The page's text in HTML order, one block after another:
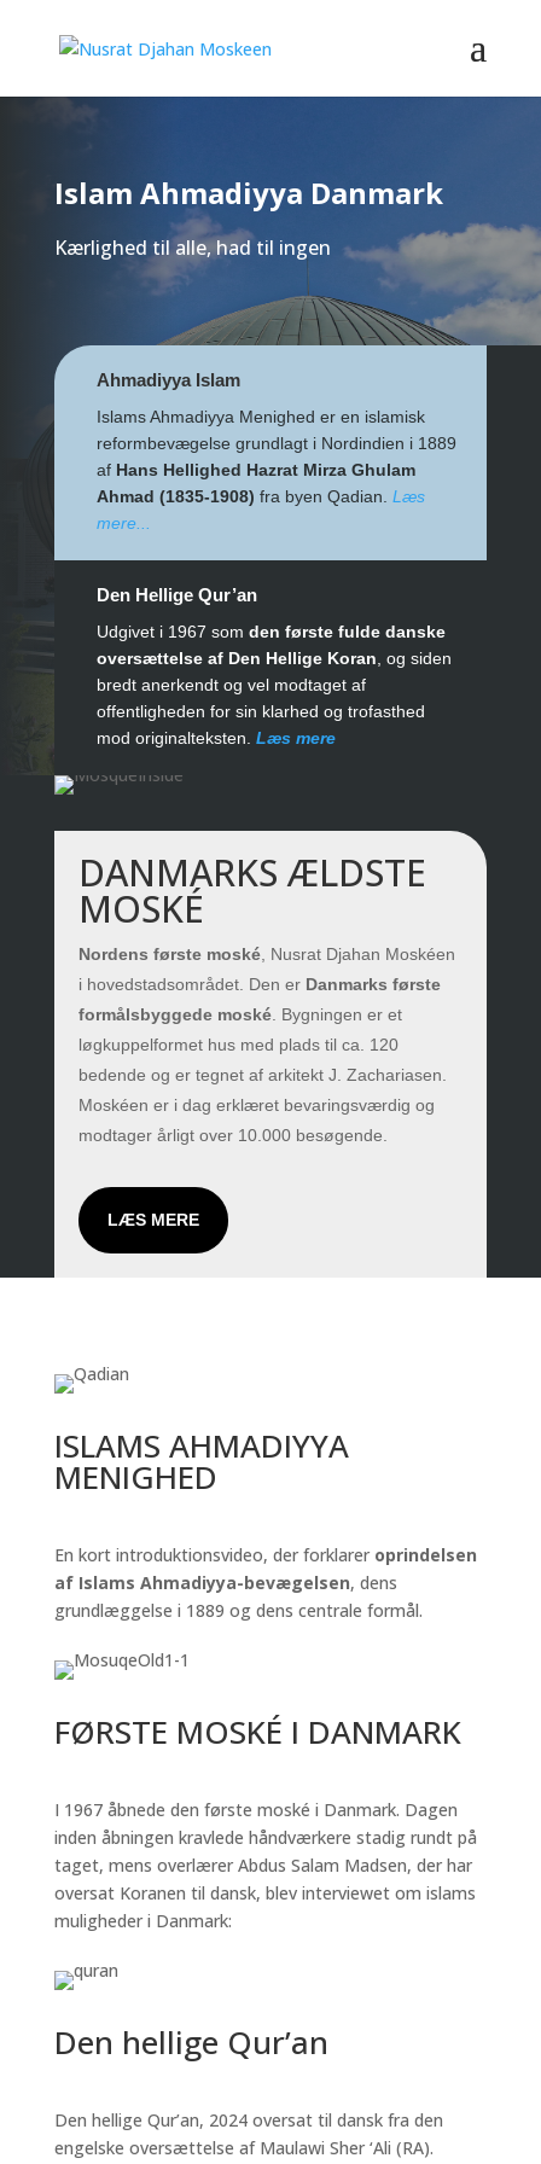
Islam Ahmadiyya Danmark
Kærlighed til alle, had til ingen
Ahmadiyya Islam
Islams Ahmadiyya Menighed er en islamisk
reformbevægelse grundlagt i Nordindien i 1889
af Hans Hellighed Hazrat Mirza Ghulam
Ahmad (1835-1908) fra byen Qadian. Læs
mere...
Den Hellige Qur’an
Udgivet i 1967 som den første fulde danske
oversættelse af Den Hellige Koran , og siden
bredt anerkendt og vel modtaget af
offentligheden for sin klarhed og trofasthed
mod originalteksten. Læs mere
DANMARKS ÆLDSTE
MOSKÉ
Nordens første moské, Nusrat Djahan Moskéen
i hovedstadsområdet. Den er Danmarks første
formålsbyggede moské. Bygningen er et
løgkuppelformet hus med plads til ca. 120
bedende og er tegnet af arkitekt J. Zachariasen.
Moskéen er i dag erklæret bevaringsværdig og
modtager årligt over 10.000 besøgende.
LÆS MERE
ISLAMS AHMADIYYA
MENIGHED
En kort introduktionsvideo, der forklarer oprindelsen
af Islams Ahmadiyya-bevægelsen, dens
grundlæggelse i 1889 og dens centrale formål.
FØRSTE MOSKÉ I DANMARK
I 1967 åbnede den første moské i Danmark. Dagen
inden åbningen kravlede håndværkere stadig rundt på
taget, mens overlærer Abdus Salam Madsen, der har
oversat Koranen til dansk, blev interviewet om islams
muligheder i Danmark:
Den hellige Qur’an
Den hellige Qur’an, 2024 oversat til dansk fra den
engelske oversættelse af Maulawi Sher ‘Ali (RA).